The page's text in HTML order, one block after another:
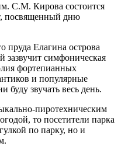
С.М. Кирова состоится
посвященный дню
пруда Елагина острова
зазвучит симфоническая
фортепианных
и популярные
буду звучать весь день.
пиротехническим
то посетители парка
по парку, но и